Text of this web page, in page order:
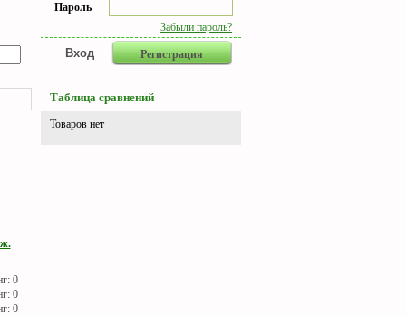
Пароль
Забыли пароль?
Регистрация
Таблица сравнений
Товаров нет